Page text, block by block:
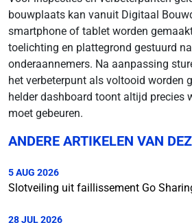
bouwplaats kan vanuit Digitaal
smartphone of tablet worden
toelichting en plattegrond gestuurd
onderaannemers. Na aanpassing
het verbeterpunt als voltooid worden
helder dashboard toont altijd precies
moet gebeuren.
ANDERE ARTIKELEN VAN
5 AUG 2026
Slotveiling uit faillissement Go
28 JUL 2026